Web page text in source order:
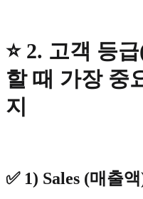
⭐ 2. 고객 등
할 때 가장 중
지
✅ 1) Sales (매출